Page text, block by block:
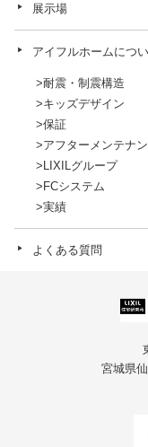
展示場
アイフルホームにつ
耐震・制震構造
キッズデザイン
保証
アフターメンテナ
LIXILグループ
FCシステム
実績
よくある質問
宮城県